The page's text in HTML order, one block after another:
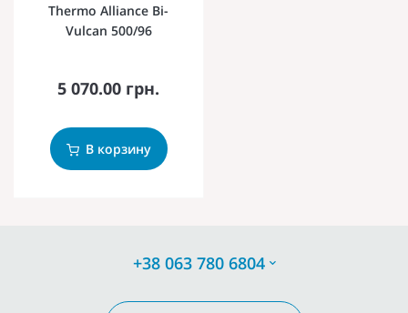
Thermo Alliance Bi-
Vulcan 500/96
5 070.00 грн.
В корзину
+38 063 780 6804